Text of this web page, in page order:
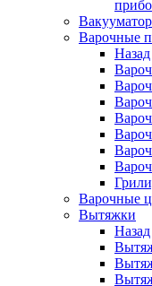
Варочные
Назад
Варочные
Вытяжки
Назад